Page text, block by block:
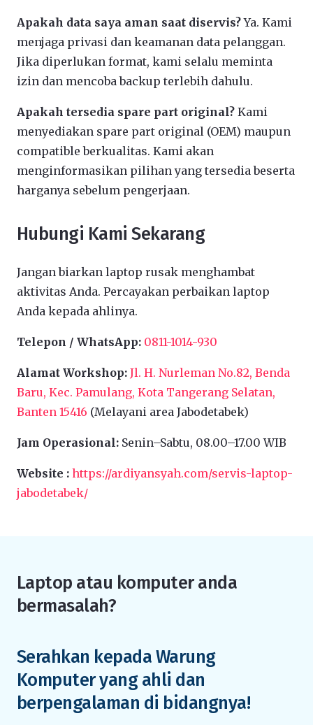
Apakah data saya aman saat diservis?Ya. Kami
menjaga privasi dan keamanan data pelanggan.
Jika diperlukan format, kami selalu meminta
izin dan mencoba backup terlebih dahulu.
Apakah tersedia spare part original? Kami
menyediakan spare part original (OEM) maupun
compatible berkualitas. Kami akan
menginformasikan pilihan yang tersedia beserta
harganya sebelum pengerjaan.
Hubungi Kami Sekarang
Jangan biarkan laptop rusak menghambat
aktivitas Anda. Percayakan perbaikan laptop
Anda kepada ahlinya.
Telepon / WhatsApp: 0811-1014-930
Alamat Workshop: Jl. H. Nurleman No.82, Benda
Baru, Kec. Pamulang, Kota Tangerang Selatan,
Banten 15416 (Melayani area Jabodetabek)
Jam Operasional: Senin–Sabtu, 08.00–17.00 WIB
Website : https://ardiyansyah.com/servis-laptop-
jabodetabek/
Laptop atau komputer anda
bermasalah?
Serahkan kepada Warung
Komputer yang ahli dan
berpengalaman di bidangnya!